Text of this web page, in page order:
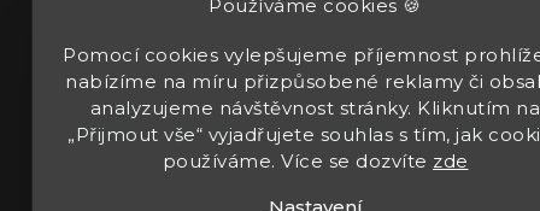
Používáme cookies 🍪
Pomocí cookies vylepšujeme příjemnost
nabízíme na míru přizpůsobené reklamy či
analyzujeme návštěvnost stránky. Kliknutím na
„Přijmout vše“ vyjadřujete souhlas s tím, jak
používáme. Více se dozvíte zde
Nastavení